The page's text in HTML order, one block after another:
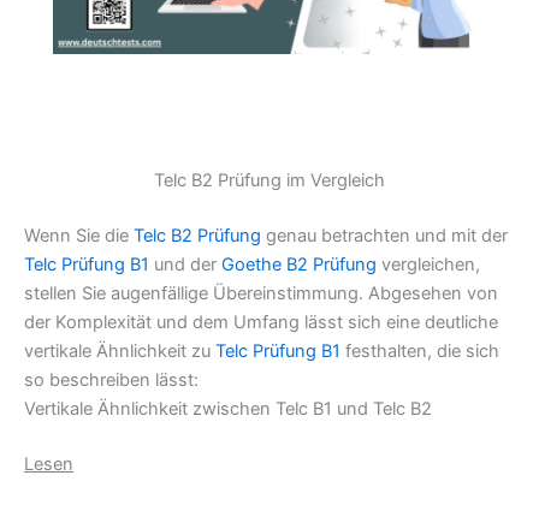
Telc B2 Prüfung im Vergleich
Wenn Sie die Telc B2 Prüfung genau betrachten und mit der
Telc Prüfung B1 und der Goethe B2 Prüfung vergleichen,
stellen Sie augenfällige Übereinstimmung. Abgesehen von
der Komplexität und dem Umfang lässt sich eine deutliche
vertikale Ähnlichkeit zu Telc Prüfung B1 festhalten, die sich
so beschreiben lässt:
Vertikale Ähnlichkeit zwischen Telc B1 und Telc B2
Lesen